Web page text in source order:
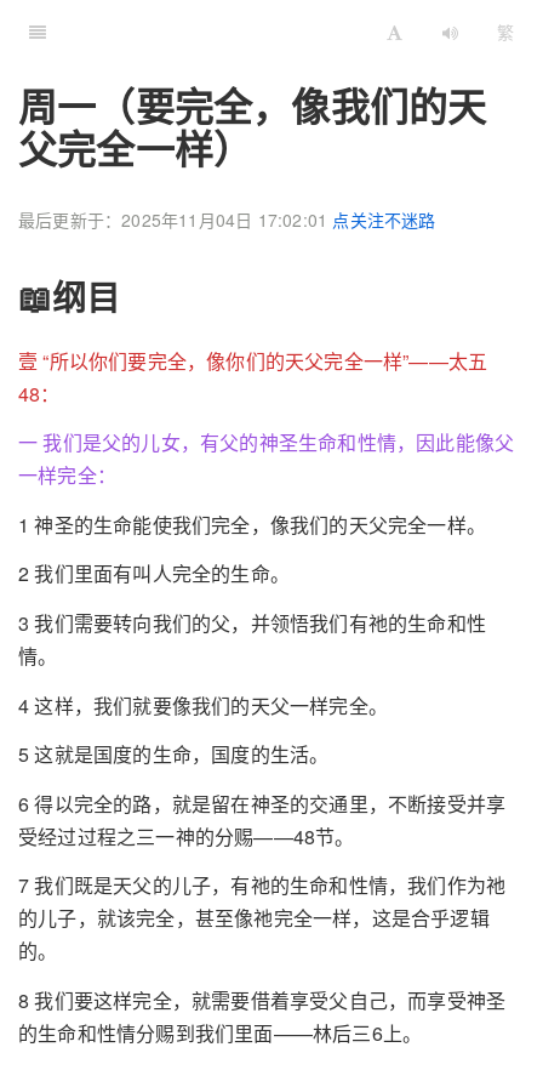
繁
周一（要完全，像我们的天
父完全一样）
最后更新于：2025年11月04日 17:02:01 点关注不迷路
📖纲目
壹 “所以你们要完全，像你们的天父完全一样”——太五
48：
一 我们是父的儿女，有父的神圣生命和性情，因此能像父
一样完全：
1 神圣的生命能使我们完全，像我们的天父完全一样。
2 我们里面有叫人完全的生命。
3 我们需要转向我们的父，并领悟我们有祂的生命和性
情。
4 这样，我们就要像我们的天父一样完全。
5 这就是国度的生命，国度的生活。
6 得以完全的路，就是留在神圣的交通里，不断接受并享
受经过过程之三一神的分赐——48节。
7 我们既是天父的儿子，有祂的生命和性情，我们作为祂
的儿子，就该完全，甚至像祂完全一样，这是合乎逻辑
的。
8 我们要这样完全，就需要借着享受父自己，而享受神圣
的生命和性情分赐到我们里面——林后三6上。